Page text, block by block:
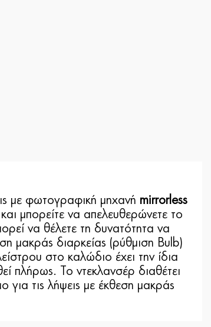
με φωτογραφική μηχανή mirrorless
μπορείτε να απελευθερώνετε το
να θέλετε τη δυνατότητα να
μακράς διαρκείας (ρύθμιση Bulb)
στο καλώδιο έχει την ίδια
πλήρως. Το ντεκλανσέρ διαθέτει
για τις λήψεις με έκθεση μακράς